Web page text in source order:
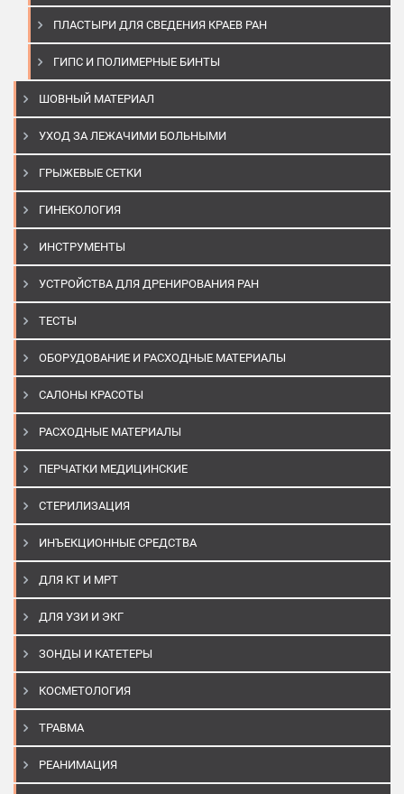
ПЛАСТЫРИ ДЛЯ СВЕДЕНИЯ КРАЕВ РАН
ГИПС И ПОЛИМЕРНЫЕ БИНТЫ
ШОВНЫЙ МАТЕРИАЛ
УХОД ЗА ЛЕЖАЧИМИ БОЛЬНЫМИ
ГРЫЖЕВЫЕ СЕТКИ
ГИНЕКОЛОГИЯ
ИНСТРУМЕНТЫ
УСТРОЙСТВА ДЛЯ ДРЕНИРОВАНИЯ РАН
ТЕСТЫ
ОБОРУДОВАНИЕ И РАСХОДНЫЕ МАТЕРИАЛЫ
САЛОНЫ КРАСОТЫ
РАСХОДНЫЕ МАТЕРИАЛЫ
ПЕРЧАТКИ МЕДИЦИНСКИЕ
СТЕРИЛИЗАЦИЯ
ИНЪЕКЦИОННЫЕ СРЕДСТВА
ДЛЯ КТ И МРТ
ДЛЯ УЗИ И ЭКГ
ЗОНДЫ И КАТЕТЕРЫ
КОСМЕТОЛОГИЯ
ТРАВМА
РЕАНИМАЦИЯ